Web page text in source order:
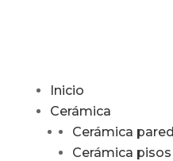
Inicio
Cerámica
Cerámica
Cerámica pisos